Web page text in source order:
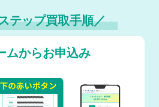
テップ買取手順／
ムからお申込み